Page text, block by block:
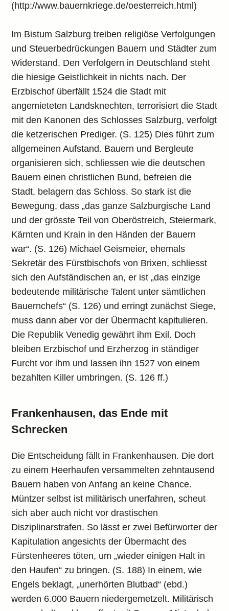
(http://www.bauernkriege.de/oesterreich.html)
Im Bistum Salzburg treiben religiöse Verfolgungen
und Steuerbedrückungen Bauern und Städter zum
Widerstand. Den Verfolgern in Deutschland steht
die hiesige Geistlichkeit in nichts nach. Der
Erzbischof überfällt 1524 die Stadt mit
angemieteten Landsknechten, terrorisiert die Stadt
mit den Kanonen des Schlosses Salzburg, verfolgt
die ketzerischen Prediger. (S. 125) Dies führt zum
allgemeinen Aufstand. Bauern und Bergleute
organisieren sich, schliessen wie die deutschen
Bauern einen christlichen Bund, befreien die
Stadt, belagern das Schloss. So stark ist die
Bewegung, dass „das ganze Salzburgische Land
und der grösste Teil von Oberöstreich, Steiermark,
Kärnten und Krain in den Händen der Bauern
war“. (S. 126) Michael Geismeier, ehemals
Sekretär des Fürstbischofs von Brixen, schliesst
sich den Aufständischen an, er ist „das einzige
bedeutende militärische Talent unter sämtlichen
Bauernchefs“ (S. 126) und erringt zunächst Siege,
muss dann aber vor der Übermacht kapitulieren.
Die Republik Venedig gewährt ihm Exil. Doch
bleiben Erzbischof und Erzherzog in ständiger
Furcht vor ihm und lassen ihn 1527 von einem
bezahlten Killer umbringen. (S. 126 ff.)
Frankenhausen, das Ende mit
Schrecken
Die Entscheidung fällt in Frankenhausen. Die dort
zu einem Heerhaufen versammelten zehntausend
Bauern haben von Anfang an keine Chance.
Müntzer selbst ist militärisch unerfahren, scheut
sich aber auch nicht vor drastischen
Disziplinarstrafen. So lässt er zwei Befürworter der
Kapitulation angesichts der Übermacht des
Fürstenheeres töten, um „wieder einigen Halt in
den Haufen“ zu bringen. (S. 188) In einem, wie
Engels beklagt, „unerhörten Blutbad“ (ebd.)
werden 6.000 Bauern niedergemetzelt. Militärisch